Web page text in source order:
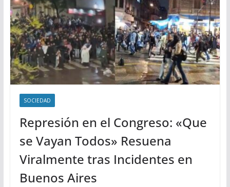
SOCIEDAD
Represión en el Congreso: «Que
se Vayan Todos» Resuena
Viralmente tras Incidentes en
Buenos Aires